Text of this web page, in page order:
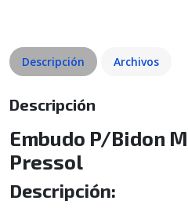
Descripción Archivos
Descripción
Embudo P/Bidon
Pressol
Descripción: